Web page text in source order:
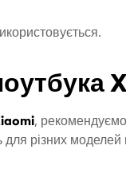
,
різних